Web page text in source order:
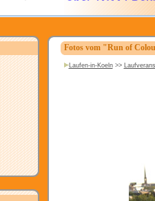
Fotos vom "Run of
Laufen-in-Koeln>>